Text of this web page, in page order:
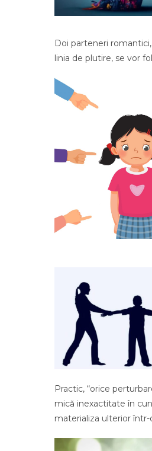
Doi parteneri
linia de plutire, se vor
Practic, “orice
mică inexactitate în
materializa ulterior